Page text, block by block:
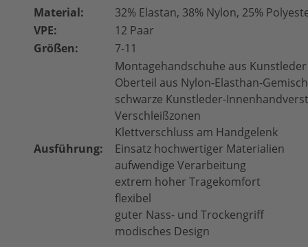
Material:
32% Elastan, 38% Nylon, 25%
VPE:
12 Paar
Größen:
7-11
Ausführung:
Montagehandschuhe aus
Oberteil aus Nylon-Elasthan-Gemisch
schwarze Kunstleder-
Verschleißzonen
Klettverschluss am Handgelenk
Einsatz hochwertiger Materialien
aufwendige Verarbeitung
extrem hoher Tragekomfort
flexibel
guter Nass- und Trockengriff
modisches Design